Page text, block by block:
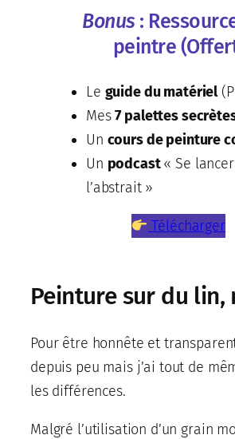
Bonus :
peintre
Le guide du matériel
Mes7 palettes
Un cours de peinture
Un podcast« Se
l’abstrait »
Télécharger
Peinture sur du lin,
Pour être honnête et
depuis peu mais j’ai tout de
les différences.
Malgré l’utilisation d’un grain